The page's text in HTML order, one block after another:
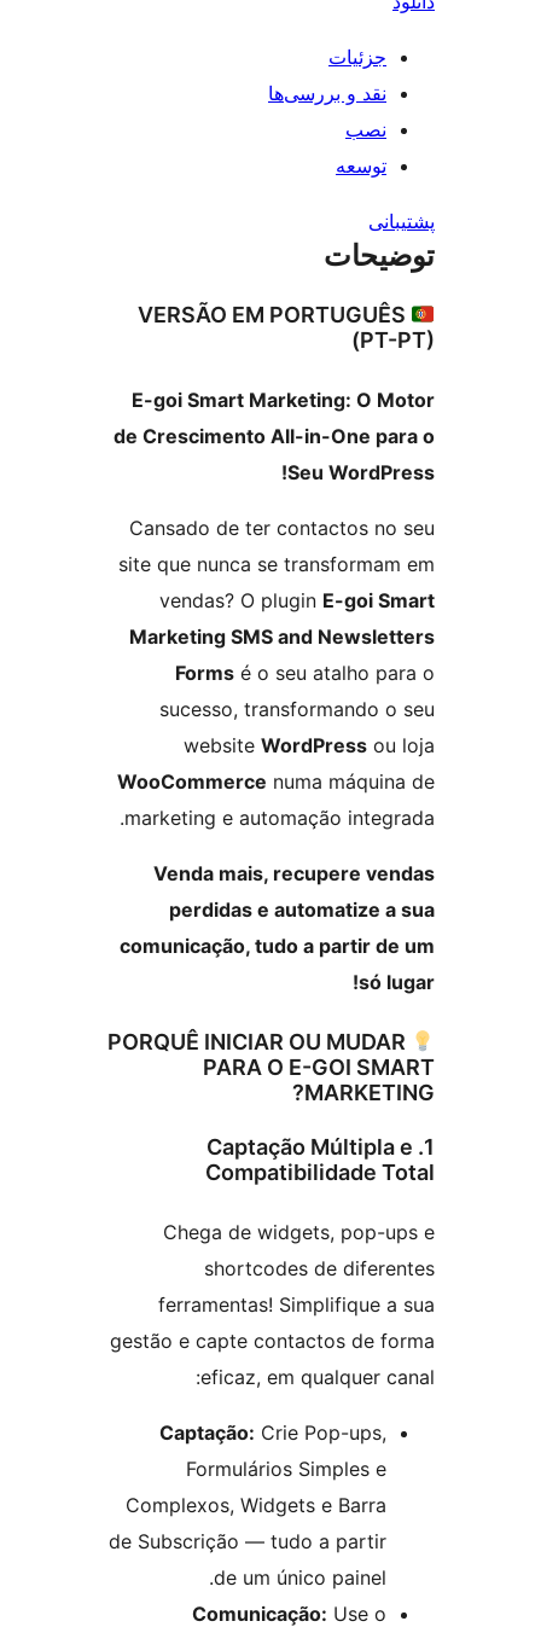
VERSÃO EM
E-goi Smart Marketing: O
de Crescimento All-in-One
Cansado de ter contactos
site que nunca se
vendas? O plugin
Marketing SMS and
Formsé o seu atalho
sucesso, transformando
websiteWordPress
WooCommercenuma
marketing e automação
Venda mais, recupere
perdidas e automatize
comunicação, tudo a partir
PORQUÊ INICIAR OU
PARA O E-GOI
1. Captação
Compatibilidade
Chega de widgets, pop-
shortcodes de
ferramentas! Simplifique
gestão e capte contactos de
eficaz, em qualquer
Captação:Crie Pop-ups,
Formulários Simples e
Complexos, Widgets e Barra
de Subscrição — tudo a partir
de um único painel.
Comunicação: